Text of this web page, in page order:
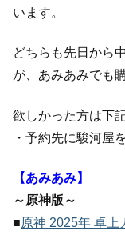
います。
どちらも先日から
が、あみあみでも
欲しかった方は下
・予約先に駿河屋
【あみあみ】
～原神版～
■原神 2025年 卓上